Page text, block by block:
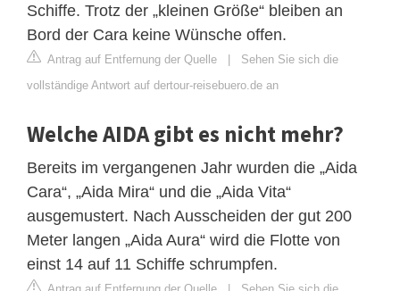
Schiffe. Trotz der „kleinen Größe“ bleiben an
Bord der Cara keine Wünsche offen.
Antrag auf Entfernung der Quelle | Sehen Sie sich die
vollständige Antwort auf dertour-reisebuero.de an
Welche AIDA gibt es nicht mehr?
Bereits im vergangenen Jahr wurden die „Aida
Cara“, „Aida Mira“ und die „Aida Vita“
ausgemustert. Nach Ausscheiden der gut 200
Meter langen „Aida Aura“ wird die Flotte von
einst 14 auf 11 Schiffe schrumpfen.